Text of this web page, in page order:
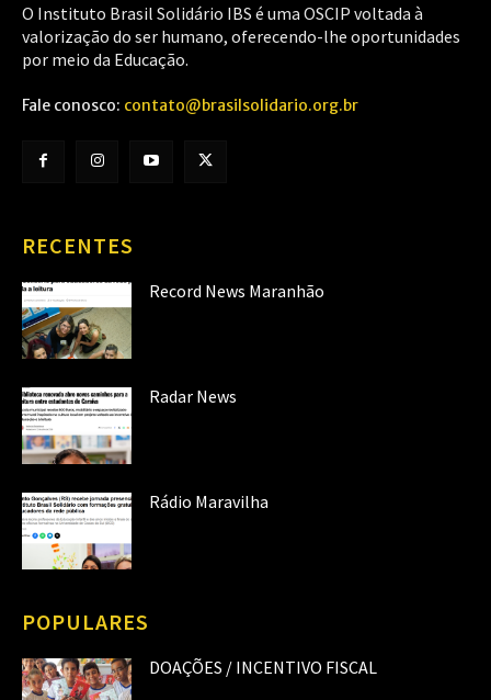
O Instituto Brasil Solidário IBS é uma OSCIP voltada à
valorização do ser humano, oferecendo-lhe oportunidades
por meio da Educação.
Fale conosco: contato@brasilsolidario.org.br
RECENTES
Record News Maranhão
Radar News
Rádio Maravilha
POPULARES
DOAÇÕES / INCENTIVO FISCAL